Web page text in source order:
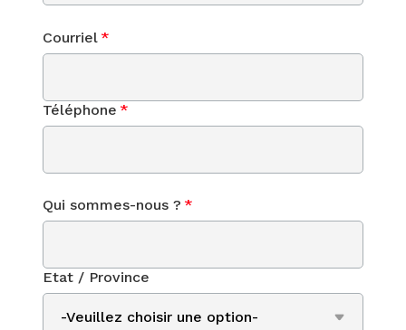
Courriel *
Téléphone *
Qui sommes-nous ? *
Etat / Province